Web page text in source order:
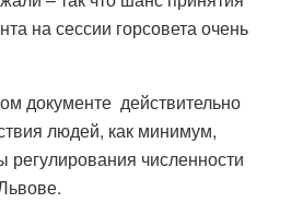
на сессии горсовета очень
документе действительно
людей, как минимум,
численности